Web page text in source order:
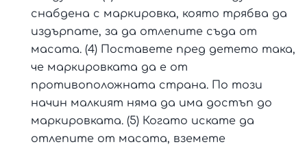
снабдена с маркировка, която трябва да
издърпате, за да отлепите съда от
масата. (4) Поставете пред детето така,
че маркировката да е от
противоположната страна. По този
начин малкият няма да има достъп до
маркировката. (5) Когато искате да
отлепите от масата, вземете